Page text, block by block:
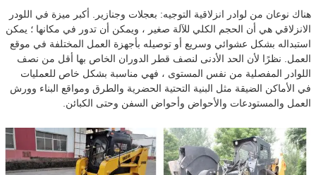
هناك نوعان من لوادر انزلاقية التوجيه: بعجلات وجنازير. أكبر ميزة في اللودر
الانزلاقي هي أن الحجم الكلي للآلة صغير ، ويمكن أن تدور في مكانها ؛ يمكن
استبداله بشكل عشوائي وسريع أو توصيله بأجهزة العمل المختلفة في موقع
العمل. نظرًا لأن الحد الأدنى لنصف قطر الدوران الخاص بها أقل من نصف
اللوادر المفصلية من نفس المستوى ، فهي مناسبة بشكل خاص للعمليات
في الأماكن الضيقة مثل البنية التحتية الحضرية والطرق ومواقع البناء وورش
العمل والمستودعات والأحواض وأحواض السفن وحتى الكبائن.